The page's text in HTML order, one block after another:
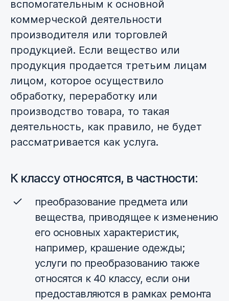
вспомогательным к основной
коммерческой деятельности
производителя или торговлей
продукцией. Если вещество или
продукция продается третьим лицам
лицом, которое осуществило
обработку, переработку или
производство товара, то такая
деятельность, как правило, не будет
рассматривается как услуга.
К классу относятся, в частности:
преобразование предмета или
вещества, приводящее к изменению
его основных характеристик,
например, крашение одежды;
услуги по преобразованию также
относятся к 40 классу, если они
предоставляются в рамках ремонта